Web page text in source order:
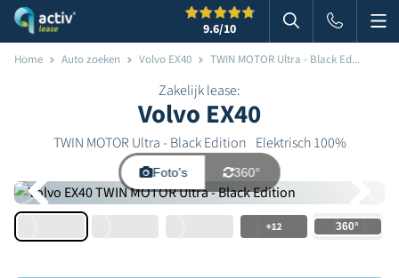
9.6/10 Zoeken in
Home Auto zoeken Volvo EX40 TWIN MOTOR Ultra - Black Ed...
Zakelijk lease:
Volvo EX40
TWIN MOTOR Ultra - Black Edition Elektrisch 100%
Foto's 360°
+12